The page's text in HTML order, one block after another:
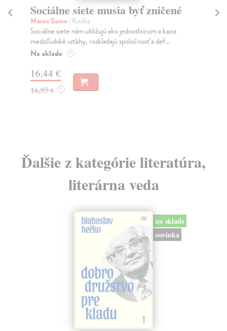
Sociálne siete musia byť zničené
Marec Samo| Kniha
Sociálne siete nám ubližujú ako jednotlivcom a kazia
medziľudské vzťahy, rozkladajú spoločnosť a def...
Na sklade ?
16,44 €
16,95 € ?
Ďalšie z kategórie literatúra,
literárna veda
na sklade
novinka